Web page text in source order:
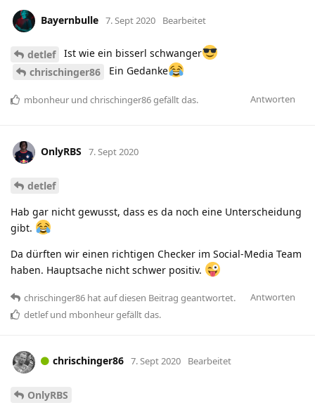
Bayernbulle 7. Sept 2020 Bearbeitet
detlef
Ist wie ein bisserl schwanger
chrischinger86
Ein Gedanke
Antworten
mbonheur und chrischinger86gefällt das.
OnlyRBS 7. Sept 2020
detlef
Hab gar nicht gewusst, dass es da noch eine Unterscheidung
gibt.
Da dürften wir einen richtigen Checker im Social-Media Team
haben. Hauptsache nicht schwer positiv.
Antworten
chrischinger86 hatauf diesen Beitrag geantwortet.
detlefund mbonheurgefällt das.
chrischinger86 7. Sept 2020 Bearbeitet
OnlyRBS